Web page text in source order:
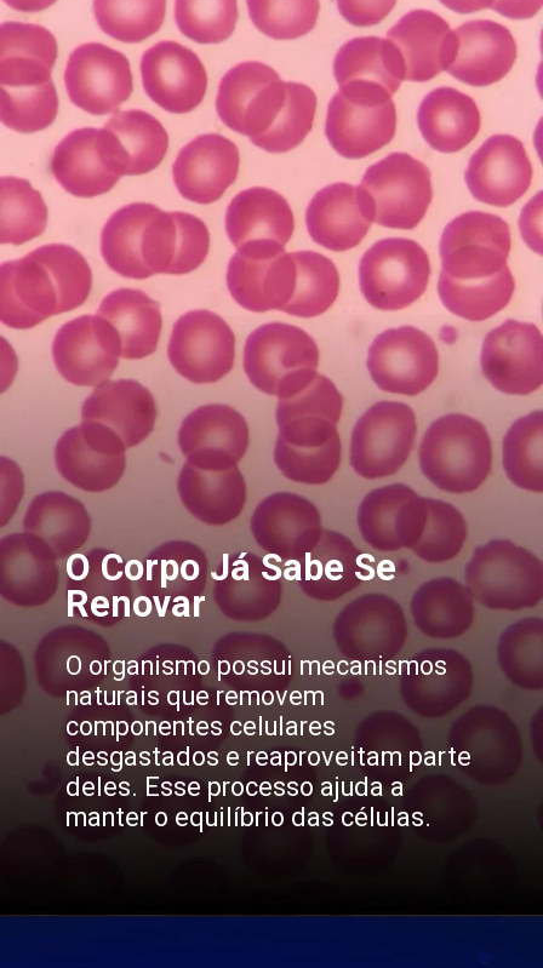
O organismo possui mecanismos
naturais que removem
componentes celulares
desgastados e reaproveitam parte
deles. Esse processo ajuda a
manter o equilíbrio das células.
O Corpo Já Sabe Se
Renovar